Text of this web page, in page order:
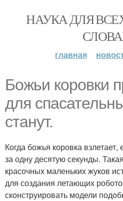
НАУКА ДЛЯ
главная
Божьи коровки
для
станут.
Когда божья коровка
за одну десятую секунды.
красочных маленьких жуков
для создания летающих
сконструировать модели